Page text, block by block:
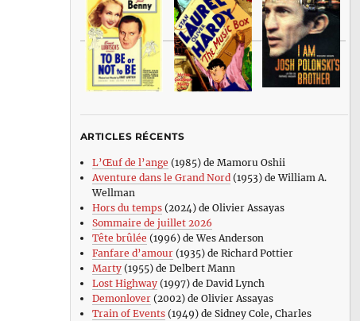
ARTICLES RÉCENTS
L’Œuf de l’ange (1985) de Mamoru Oshii
Aventure dans le Grand Nord(1953) de William A.
Wellman
Hors du temps(2024) de Olivier Assayas
Sommaire de juillet 2026
Tête brûlée (1996) de Wes Anderson
Fanfare d’amour(1935) de Richard Pottier
Marty(1955) de Delbert Mann
Lost Highway(1997) de David Lynch
Demonlover(2002) de Olivier Assayas
Train of Events(1949) de Sidney Cole, Charles